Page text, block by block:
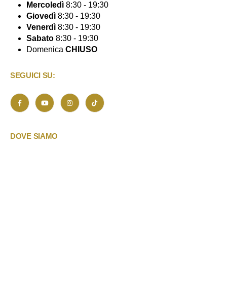
Mercoledì 8:30 - 19:30
Giovedì 8:30 - 19:30
Venerdì 8:30 - 19:30
Sabato 8:30 - 19:30
Domenica CHIUSO
SEGUICI SU:
DOVE SIAMO